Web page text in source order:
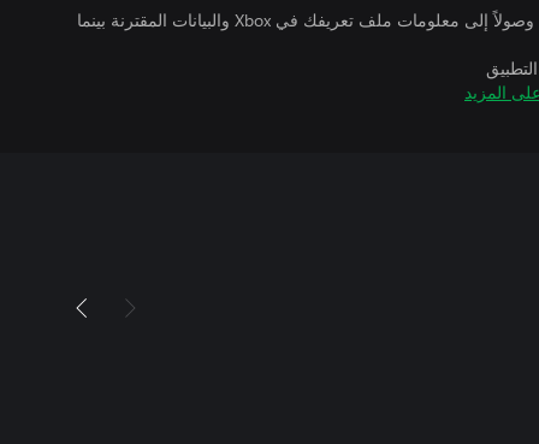
يتلقى ناشرو الألعاب التي تقوم بتشغيلها وصولاً إلى معلومات ملف تعريفك في Xbox والبيانات المقترنة بينما
المزيد